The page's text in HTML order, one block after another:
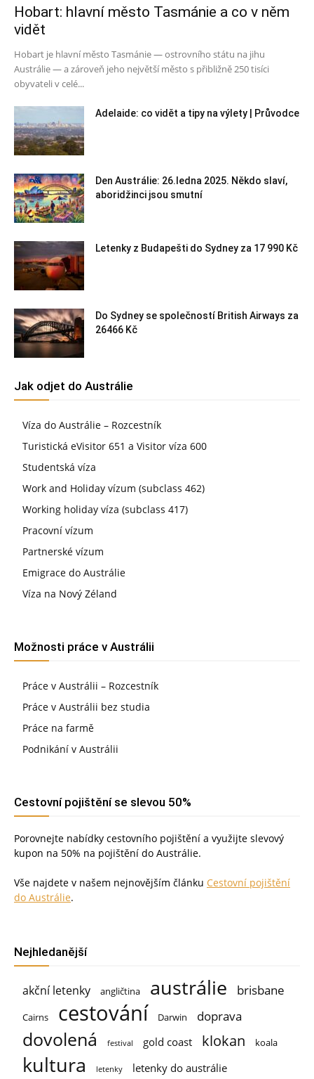
Hobart: hlavní město Tasmánie a co v něm
vidět
Hobart je hlavní město Tasmánie — ostrovního státu na jihu
Austrálie — a zároveň jeho největší město s přibližně 250 tisíci
obyvateli v celé...
Adelaide: co vidět a tipy na výlety | Průvodce
Den Austrálie: 26.ledna 2025. Někdo slaví,
aboridžinci jsou smutní
Letenky z Budapešti do Sydney za 17 990 Kč
Do Sydney se společností British Airways za
26466 Kč
Jak odjet do Austrálie
Víza do Austrálie – Rozcestník
Turistická eVisitor 651 a Visitor víza 600
Studentská víza
Work and Holiday vízum (subclass 462)
Working holiday víza (subclass 417)
Pracovní vízum
Partnerské vízum
Emigrace do Austrálie
Víza na Nový Zéland
Možnosti práce v Austrálii
Práce v Austrálii – Rozcestník
Práce v Austrálii bez studia
Práce na farmě
Podnikání v Austrálii
Cestovní pojištění se slevou 50%
Porovnejte nabídky cestovního pojištění a využijte slevový
kupon na 50% na pojištění do Austrálie.
Vše najdete v našem nejnovějším článku Cestovní pojištění
do Austrálie.
Nejhledanější
akční letenky angličtina austrálie brisbane
Cairns cestování Darwin doprava
dovolená festival gold coast klokan koala
kultura letenky letenky do austrálie